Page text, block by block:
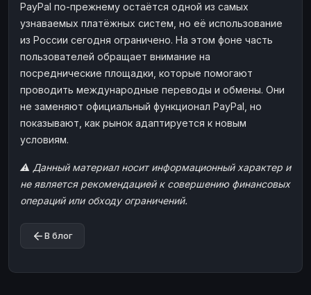
PayPal по-прежнему остаётся одной из самых
узнаваемых платёжных систем, но её использование
из России сегодня ограничено. На этом фоне часть
пользователей обращает внимание на
посреднические площадки, которые помогают
проводить международные переводы и обмены. Они
не заменяют официальный функционал PayPal, но
показывают, как рынок адаптируется к новым
условиям.
⚠️ Данный материал носит информационный характер и
не является рекомендацией к совершению финансовых
операций или обходу ограничений.
В блог